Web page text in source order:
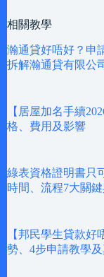
相關教學
瀚通貸好唔好？申
拆解瀚通貸有限公
【居屋加名手續
格、費用及影響
綠表資格證明書只
時間、流程7大關
【邦民學生貸款
勢、4步申請教學